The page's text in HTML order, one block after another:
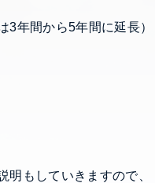
3年間から5年間に延長）
明もしていきますので、